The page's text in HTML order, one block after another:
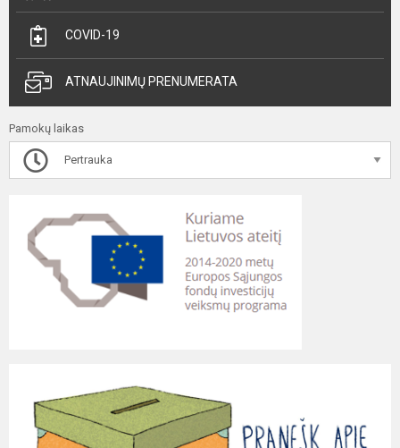
COVID-19
ATNAUJINIMŲ PRENUMERATA
Pamokų laikas
Pertrauka